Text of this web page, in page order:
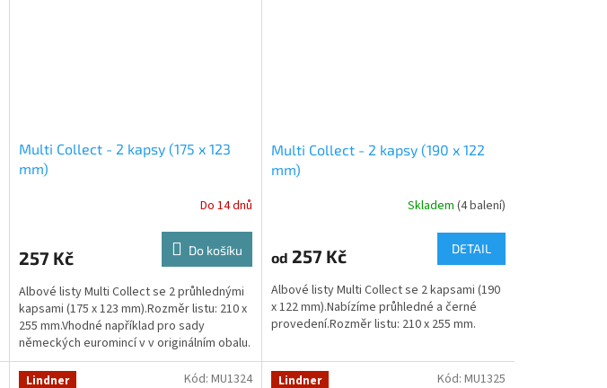
Multi Collect - 2 kapsy (175 x 123
mm)
Do 14 dnů
257 Kč Do košíku
Albové listy Multi Collect se 2 průhlednými
kapsami (175 x 123 mm).Rozměr listu: 210 x
255 mm.Vhodné například pro sady
německých euromincí v v originálním obalu.
Multi Collect - 2 kapsy (190 x 122
mm)
Skladem (4 balení)
od 257 Kč DETAIL
Albové listy Multi Collect se 2 kapsami (190
x 122 mm).Nabízíme průhledné a černé
provedení.Rozměr listu: 210 x 255 mm.
Lindner Kód: MU1324 Lindner Kód: MU1325